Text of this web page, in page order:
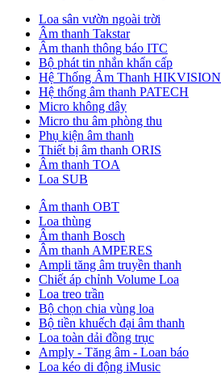
Loa sân vườn ngoài trời
Âm thanh Takstar
Âm thanh thông báo ITC
Bộ phát tin nhắn khẩn cấp
Hệ Thống Âm Thanh HIKVISION
Hệ thống âm thanh PATECH
Micro không dây
Micro thu âm phòng thu
Phụ kiện âm thanh
Thiết bị âm thanh ORIS
Âm thanh TOA
Loa SUB
Âm thanh OBT
Loa thùng
Âm thanh Bosch
Âm thanh AMPERES
Ampli tăng âm truyền thanh
Chiết áp chỉnh Volume Loa
Loa treo trần
Bộ chọn chia vùng loa
Bộ tiền khuếch đại âm thanh
Loa toàn dải đồng trục
Amply - Tăng âm - Loan báo
Loa kéo di động iMusic